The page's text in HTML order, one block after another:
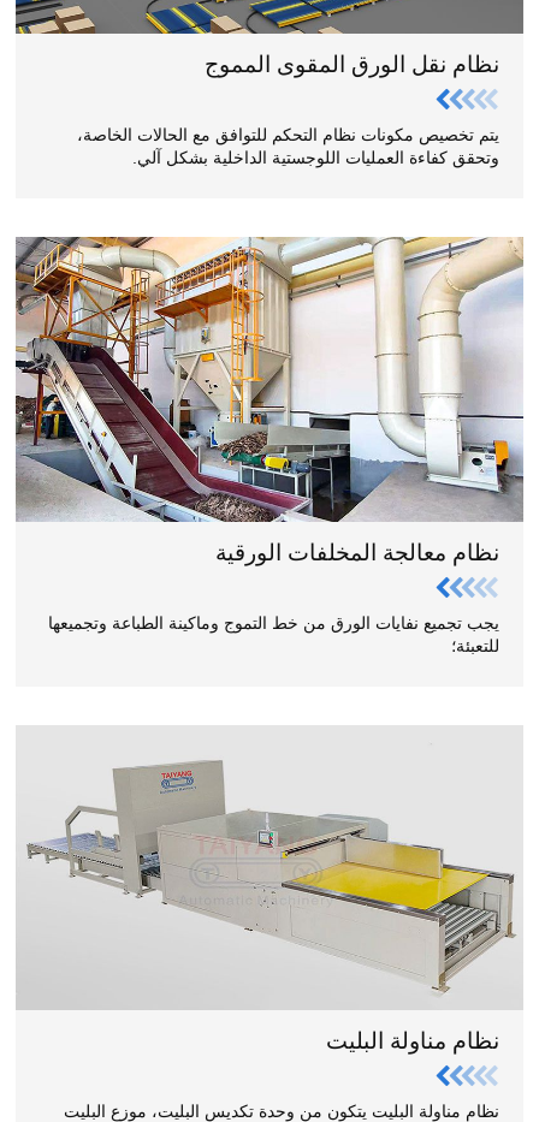
نظام نقل الورق المقوى المموج
يتم تخصيص مكونات نظام التحكم للتوافق مع الحالات الخاصة،
وتحقق كفاءة العمليات اللوجستية الداخلية بشكل آلي.
نظام معالجة المخلفات الورقية
يجب تجميع نفايات الورق من خط التموج وماكينة الطباعة وتجميعها
للتعبئة؛
نظام مناولة البليت
نظام مناولة البليت يتكون من وحدة تكديس البليت، موزع البليت